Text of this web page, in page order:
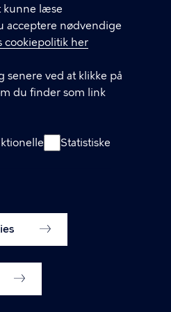
kunne læse
acceptere nødvendige
cookiepolitik her
senere ved at klikke på
du finder som link
Statistiske